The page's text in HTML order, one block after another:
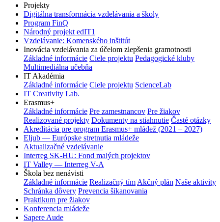
Projekty
Digitálna transformácia vzdelávania a školy
Program FinQ
Národný projekt edIT1
Vzdelávanie: Komenského inštitút
Inovácia vzdelávania za účelom zlepšenia gramotnosti
Základné informácie Ciele projektu Pedagogické kluby
Multimediálna učebňa
IT Akadémia
Základné informácie Ciele projektu ScienceLab
IT Creativity Lab.
Erasmus+
Základné informácie Pre zamestnancov Pre žiakov
Realizované projekty Dokumenty na stiahnutie Časté otázky
Akreditácia pre program Erasmus+ mládež (2021 – 2027)
Eljub — Európske stretnutia mládeže
Aktualizačné vzdelávanie
Interreg SK-HU: Fond malých projektov
IT Valley — Interreg V-A
Škola bez nenávisti
Základné informácie Realizačný tím Akčný plán Naše aktivity
Schránka dôvery Prevencia šikanovania
Praktikum pre žiakov
Konferencia mládeže
Sapere Aude